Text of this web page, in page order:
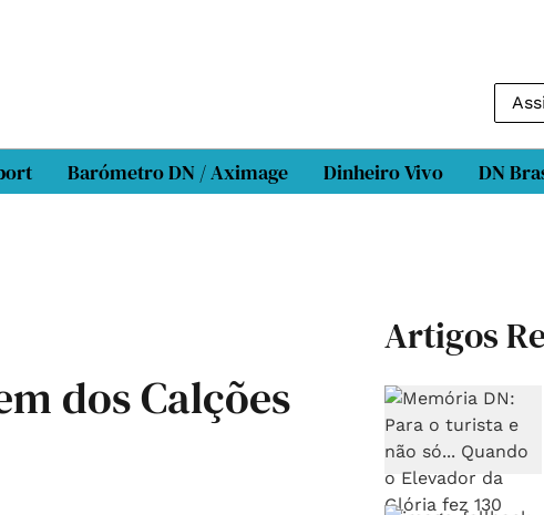
Barómetro DN / Aximage Dinheiro Vivo DN
dos Calções
Artigos